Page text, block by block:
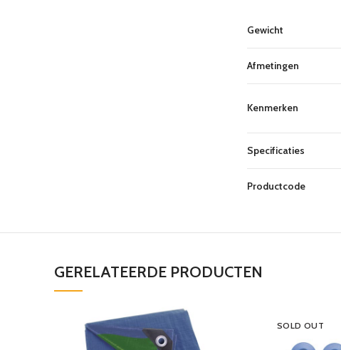
Gewicht
Afmetingen
Kenmerken
Specificaties
Productcode
GERELATEERDE PRODUCTEN
SOLD OUT